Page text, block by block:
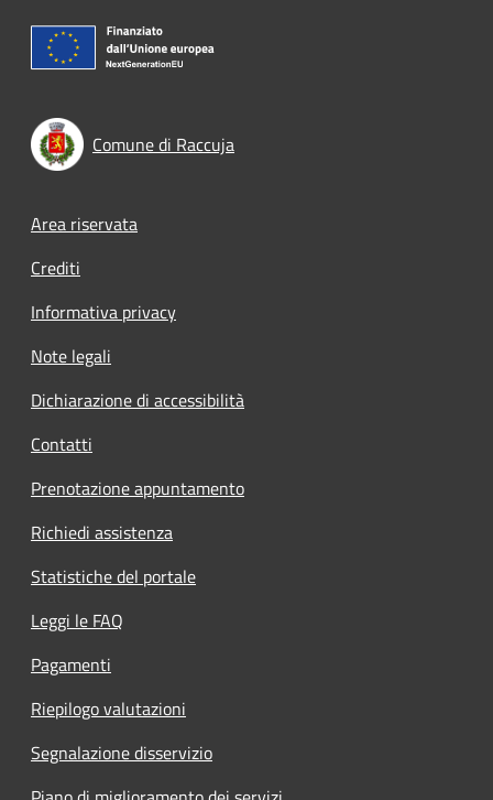
Comune di Raccuja
Footer menu
Area riservata
Crediti
Informativa privacy
Note legali
Dichiarazione di accessibilità
Contatti
Prenotazione appuntamento
Richiedi assistenza
Statistiche del portale
Leggi le FAQ
Pagamenti
Riepilogo valutazioni
Segnalazione disservizio